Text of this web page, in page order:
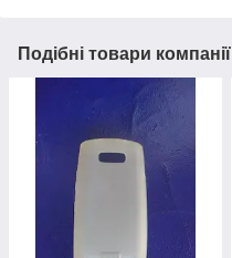
Подібні товари компанії